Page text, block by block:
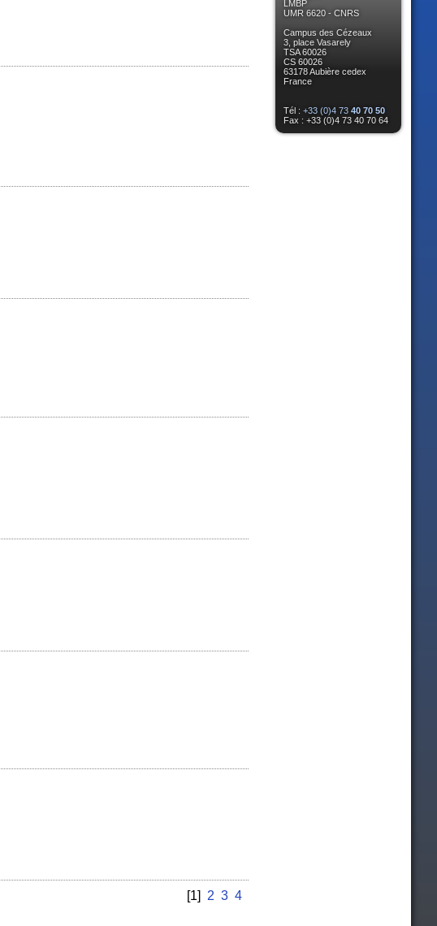
LMBP
UMR 6620 - CNRS
Campus des Cézeaux
3, place Vasarely
TSA 60026
CS 60026
63178 Aubière cedex
France
Tél : +33 (0)4 73 40 70 50
Fax : +33 (0)4 73 40 70 64
[1] 2 3 4